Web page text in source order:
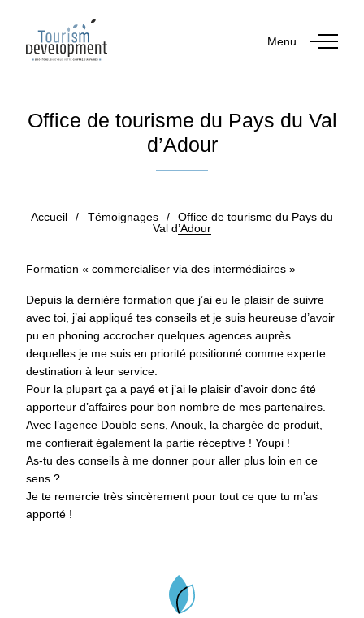
Menu
Office de tourisme du Pays du Val
d’Adour
Accueil / Témoignages /
Office de tourisme du Pays du
Val d’Adour
Formation « commercialiser via des intermédiaires »
Depuis la dernière formation que j’ai eu le plaisir de suivre
avec toi, j’ai appliqué tes conseils et je suis heureuse d’avoir
pu en phoning accrocher quelques agences auprès
dequelles je me suis en priorité positionné comme experte
destination à leur service.
Pour la plupart ça a payé et j’ai le plaisir d’avoir donc été
apporteur d’affaires pour bon nombre de mes partenaires.
Avec l’agence Double sens, Anouk, la chargée de produit,
me confierait également la partie réceptive ! Youpi !
As-tu des conseils à me donner pour aller plus loin en ce
sens ?
Je te remercie très sincèrement pour tout ce que tu m’as
apporté !